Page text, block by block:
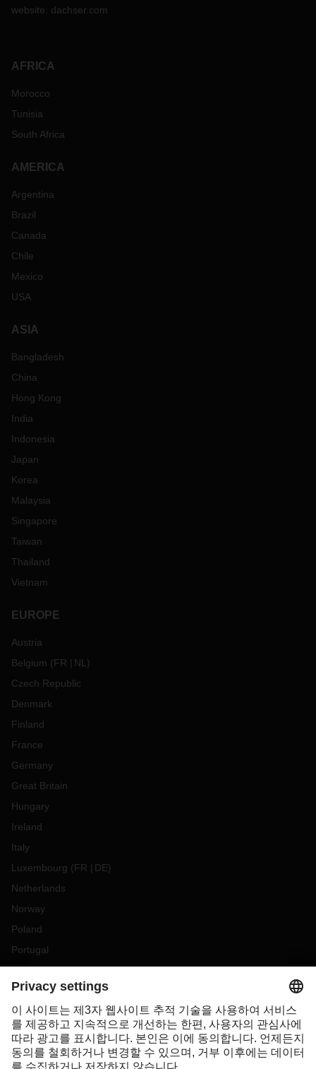
website: dachser.com
AFRICA
Morocco
Tunisia
South Africa
AMERICA
Argentina
Brazil
Canada
Chile
Mexico
USA
ASIA
Bangladesh
China
Hong Kong
India
Indonesia
Japan
Korea
Malaysia
Singapore
Taiwan
Thailand
Vietnam
EUROPE
Austria
Belgium (FR NL )
Czech Republic
Denmark
Finland
France
Germany
Great Britain
Hungary
Ireland
Italy
Luxembourg (FR DE)
Netherlands
Norway
Poland
Portugal
Romania
Slovakia
Spain
Sweden
Switzerland ( DE FR)